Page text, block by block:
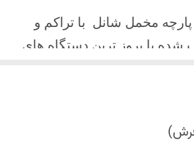
مخمل شانل با تراکم و
شده با بروز ترین دستگاه های
با کش باکیفیت دوخته‌شده